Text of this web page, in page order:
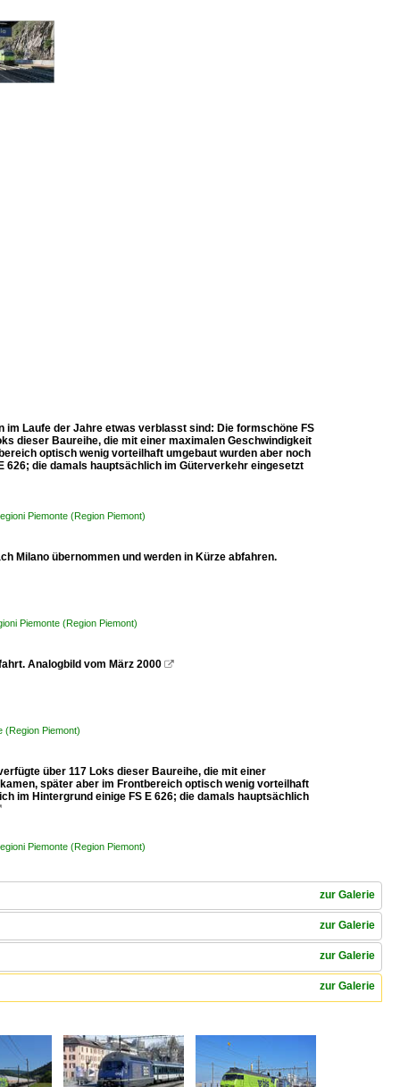
im Laufe der Jahre etwas verblasst sind: Die formschöne FS
dieser Baureihe, die mit einer maximalen Geschwindigkeit
optisch wenig vorteilhaft umgebaut wurden aber noch
626; die damals hauptsächlich im Güterverkehr eingesetzt
Piemonte (Region Piemont)
Milano übernommen und werden in Kürze abfahren.
Piemonte (Region Piemont)
Analogbild vom März 2000 
(Region Piemont)
über 117 Loks dieser Baureihe, die mit einer
später aber im Frontbereich optisch wenig vorteilhaft
im Hintergrund einige FS E 626; die damals hauptsächlich
Piemonte (Region Piemont)
zur Galerie
zur Galerie
zur Galerie
zur Galerie